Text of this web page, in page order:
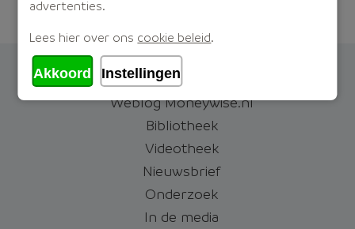
Actualiteiten
Weblog Moneywise.nl
Bibliotheek
Videotheek
Nieuwsbrief
Onderzoek
In de media
advertenties.
Lees hier over ons cookie beleid.
Akkoord Instellingen